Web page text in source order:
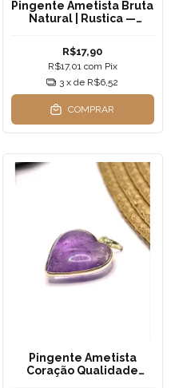
Pingente Ametista Bruta
Natural | Rustica —
e Despertar Espiritual
R$17,90
R$17,01 com Pix
3 x de R$6,52
COMPRAR
Pingente Ametista
Coração Qualidade